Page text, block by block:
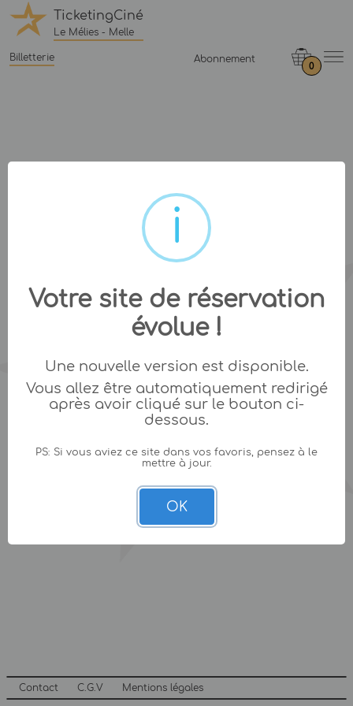
TicketingCiné
Le Mélies - Melle
Billetterie Abonnement
0
Contact C.G.V Mentions légales
Votre site de réservation
évolue !
Une nouvelle version est disponible.
Vous allez être automatiquement redirigé
après avoir cliqué sur le bouton ci-
dessous.
PS: Si vous aviez ce site dans vos favoris, pensez à le
mettre à jour.
OK